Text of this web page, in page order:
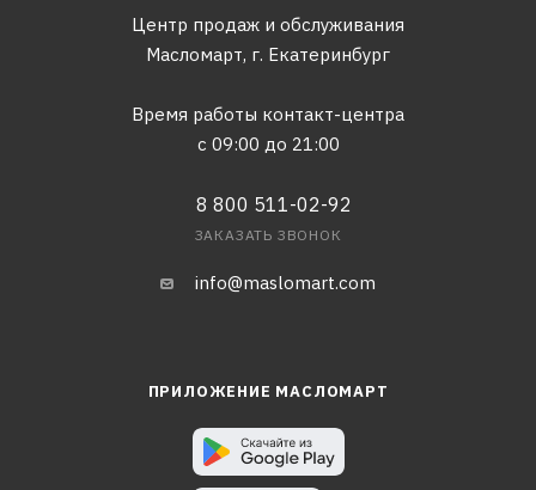
Центр продаж и обслуживания
Масломарт, г. Екатеринбург
Время работы контакт-центра
с 09:00 до 21:00
8 800 511-02-92
ЗАКАЗАТЬ ЗВОНОК
info@maslomart.com
ПРИЛОЖЕНИЕ МАСЛОМАРТ